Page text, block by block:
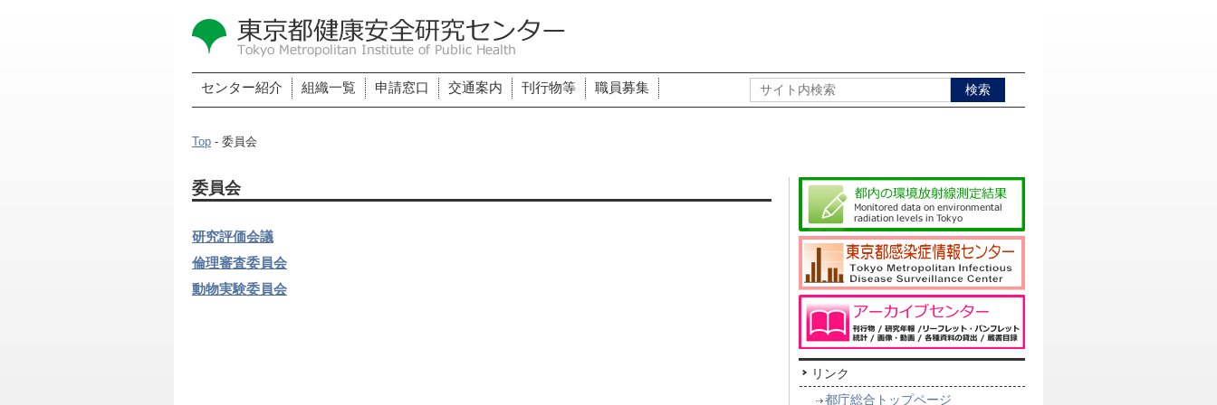
センター紹介 組織一覧 申請窓口 交通案内 刊行物等 職員募集
Top - 委員会
委員会
研究評価会議
倫理審査委員会
動物実験委員会
リンク
都庁総合トップページ